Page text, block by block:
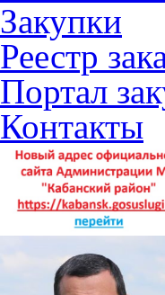
Закупки
Реестр
Портал
Контакты